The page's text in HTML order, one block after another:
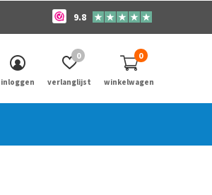
inloggen verlanglijst
0
winkelwagen
0
9.8